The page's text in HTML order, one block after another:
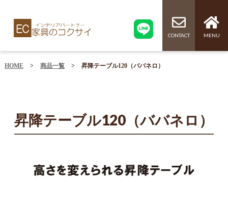
CONTACT MENU
HOME > 商品一覧 > 昇降テーブル120（ババネロ）
昇降テーブル120（ババネロ）